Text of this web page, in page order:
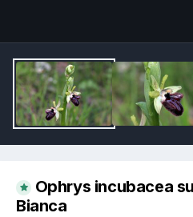
Ophrys incubacea
Bianca